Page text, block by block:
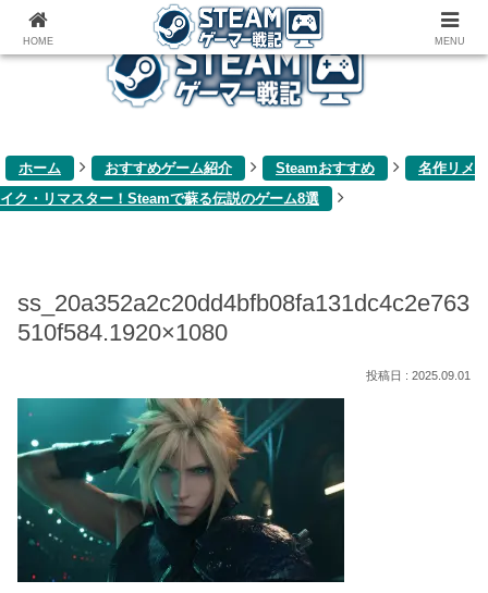
ゲーム関連雑記ブログ
ホーム おすすめゲーム紹介 Steamおすすめ
名作リメ
イク・リマスター！Steamで蘇る伝説のゲーム8選
ss_20a352a2c20dd4bfb08fa131dc4c2e763
510f584.1920×1080
2025.09.01
HOME MENU